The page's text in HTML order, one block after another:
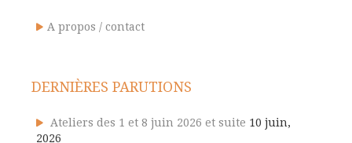
A propos / contact
DERNIÈRES PARUTIONS
Ateliers des 1 et 8 juin 2026 et suite 10 juin,
2026